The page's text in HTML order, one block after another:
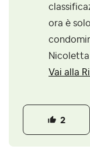
ora è
Nicoletta
Vai alla
2